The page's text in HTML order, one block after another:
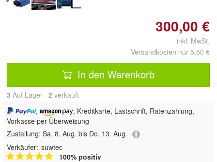
300,00 €
inkl. MwSt.
Versandkosten nur 5,50 €
In den Warenkorb
3 Auf Lager 2 verkauft
,
, Kreditkarte, Lastschrift, Ratenzahlung,
Vorkasse per Überweisung
Zustellung: Sa, 8. Aug. bis Do, 13. Aug.
Verkäufer: suwtec
100% positiv